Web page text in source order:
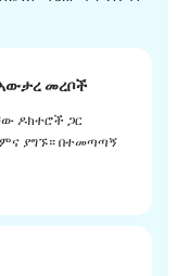
መረቦች
ዶክተሮች ጋር
ያግኙ። በተመጣጣኝ